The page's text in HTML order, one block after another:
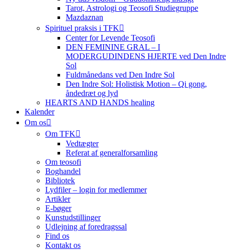
Tarot, Astrologi og Teosofi Studiegruppe
Mazdaznan
Spirituel praksis i TFK
Center for Levende Teosofi
DEN FEMININE GRAL – I
MODERGUDINDENS HJERTE ved Den Indre
Sol
Fuldmånedans ved Den Indre Sol
Den Indre Sol: Holistisk Motion – Qi gong,
åndedræt og lyd
HEARTS AND HANDS healing
Kalender
Om os
Om TFK
Vedtægter
Referat af generalforsamling
Om teosofi
Boghandel
Bibliotek
Lydfiler – login for medlemmer
Artikler
E-bøger
Kunstudstillinger
Udlejning af foredragssal
Find os
Kontakt os